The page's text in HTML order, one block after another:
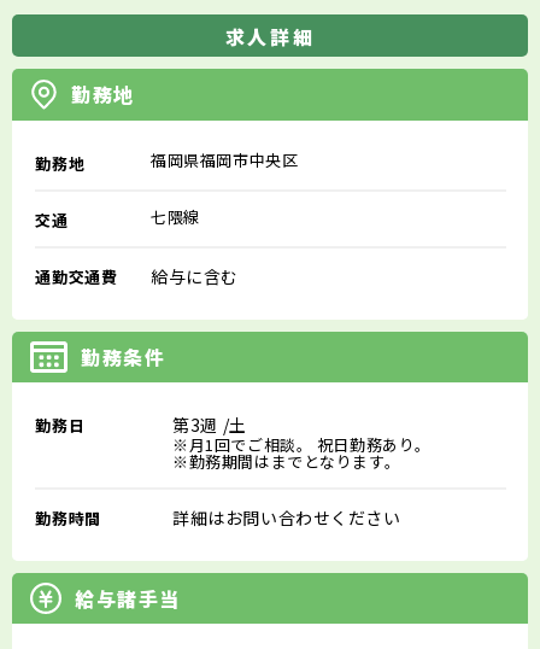
求人詳細
勤務地
勤務地 福岡県福岡市中央区
交通 七隈線
通勤交通費 給与に含む
勤務条件
勤務日 第3週 /土
※月1回でご相談。 祝日勤務あり。
※勤務期間はまでとなります。
勤務時間 詳細はお問い合わせください
給与諸手当